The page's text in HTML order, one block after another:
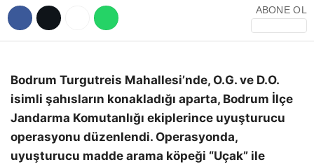
ABONE OL
Bodrum Turgutreis Mahallesi’nde, O.G. ve D.O.
isimli şahısların konakladığı aparta, Bodrum İlçe
Jandarma Komutanlığı ekiplerince uyuşturucu
operasyonu düzenlendi. Operasyonda,
uyuşturucu madde arama köpeği “Uçak” ile